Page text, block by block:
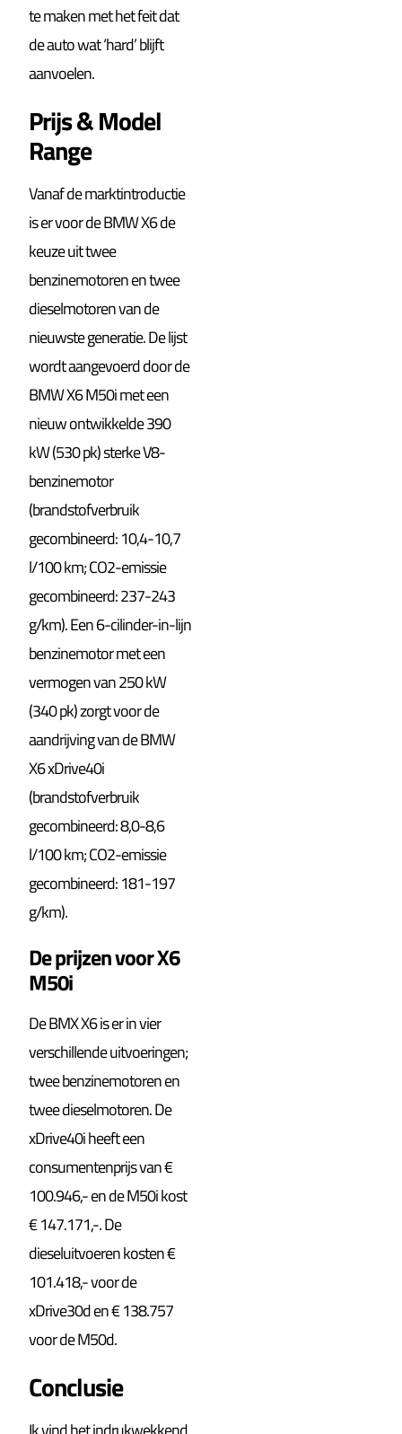
te maken met het feit dat
de auto wat ‘hard’ blijft
aanvoelen.
Prijs & Model
Range
Vanaf de marktintroductie
is er voor de BMW X6 de
keuze uit twee
benzinemotoren en twee
dieselmotoren van de
nieuwste generatie. De lijst
wordt aangevoerd door de
BMW X6 M50i met een
nieuw ontwikkelde 390
kW (530 pk) sterke V8-
benzinemotor
(brandstofverbruik
gecombineerd: 10,4-10,7
l/100 km; CO2-emissie
gecombineerd: 237-243
g/km). Een 6-cilinder-in-lijn
benzinemotor met een
vermogen van 250 kW
(340 pk) zorgt voor de
aandrijving van de BMW
X6 xDrive40i
(brandstofverbruik
gecombineerd: 8,0-8,6
l/100 km; CO2-emissie
gecombineerd: 181-197
g/km).
De prijzen voor X6
M50i
De BMX X6 is er in vier
verschillende uitvoeringen;
twee benzinemotoren en
twee dieselmotoren. De
xDrive40i heeft een
consumentenprijs van €
100.946,- en de M50i kost
€ 147.171,-. De
dieseluitvoeren kosten €
101.418,- voor de
xDrive30d en € 138.757
voor de M50d.
Conclusie